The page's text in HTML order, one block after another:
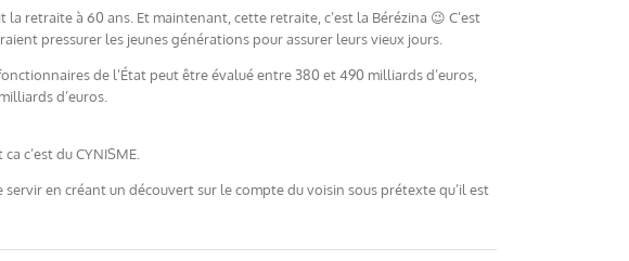
retraite à 60 ans. Et maintenant, cette retraite, c’est la Bérézina 😉 C’est
pressurer les jeunes générations pour assurer leurs vieux jours.
de l’État peut être évalué entre 380 et 490 milliards d’euros,
d’euros.
c’est du CYNISME.
servir en créant un découvert sur le compte du voisin sous prétexte qu’il est